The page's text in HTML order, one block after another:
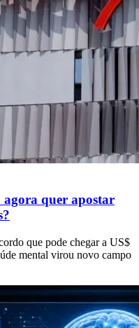
quer apostar
que pode chegar a US$
mental virou novo campo